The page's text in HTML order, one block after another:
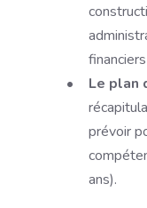
Le plan
prévoir
ans).